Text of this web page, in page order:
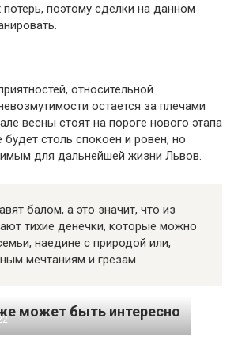
потерь, поэтому сделки на данном
относительной
остается за плечами
весны стоят на пороге нового этапа
столь спокоен и ровен, но
для дальнейшей жизни Львов.
балом, а это значит, что из
тихие денечки, которые можно
наедине с природой или,
мечтаниям и грезам.
может быть интересно